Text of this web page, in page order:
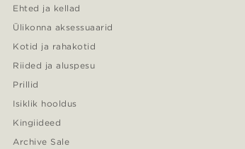
Ehted ja kellad
Ülikonna aksessuaarid
Kotid ja rahakotid
Riided ja aluspesu
Prillid
Isiklik hooldus
Kingiideed
Archive Sale